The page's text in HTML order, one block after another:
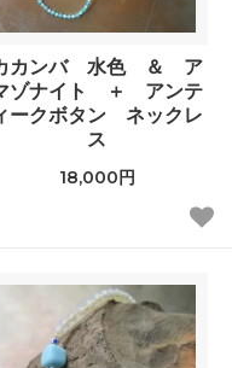
カンバ 水色 ＆ ア
ゾナイト ＋ アンテ
ークボタン ネックレ
ス
18,000円